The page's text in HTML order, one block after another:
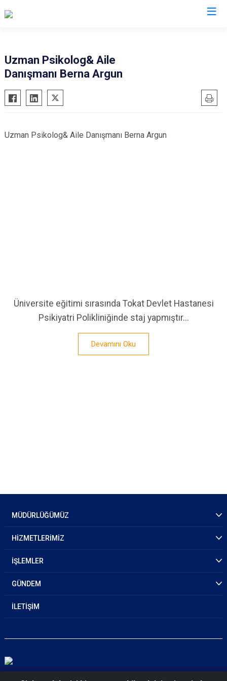
Uzman Psikolog& Aile
Danışmanı Berna Argun
Uzman Psikolog& Aile Danışmanı Berna Argun
Üniversite eğitimi sırasında Tokat Devlet Hastanesi
Psikiyatri Polikliniğinde staj yapmıştır...
Devamını Oku
MÜDÜRLÜĞÜMÜZ
HİZMETLERİMİZ
İŞLEMLER
GÜNDEM
İLETİŞİM